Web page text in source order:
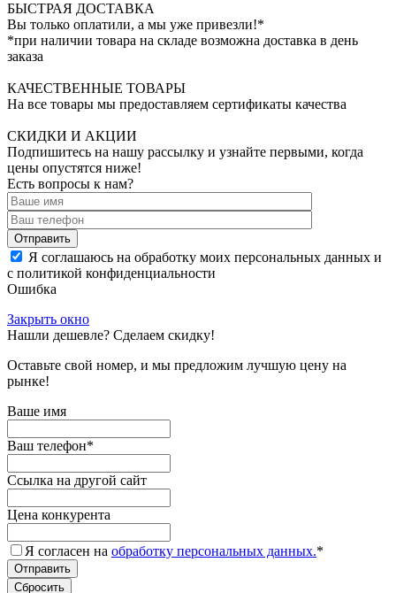
БЫСТРАЯ ДОСТАВКА
Вы только оплатили, а мы уже привезли!*
*при наличии товара на складе возможна доставка в день
заказа
КАЧЕСТВЕННЫЕ ТОВАРЫ
На все товары мы предоставляем сертификаты качества
СКИДКИ И АКЦИИ
Подпишитесь на нашу рассылку и узнайте первыми, когда
цены опустятся ниже!
Есть вопросы к нам?
Отправить
Я соглашаюсь на обработку моих персональных данных и
с политикой конфиденциальности
Ошибка
Закрыть окно
Нашли дешевле? Сделаем скидку!
Оставьте свой номер, и мы предложим лучшую цену на
рынке!
Ваше имя
Ваш телефон*
Ссылка на другой сайт
Цена конкурента
Я согласен на обработку персональных данных.*